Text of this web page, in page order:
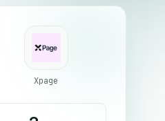
Xpage